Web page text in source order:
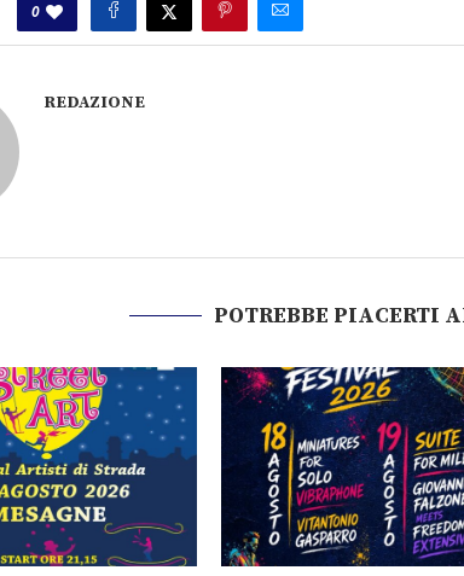
0
REDAZIONE
POTREBBE PIACERTI